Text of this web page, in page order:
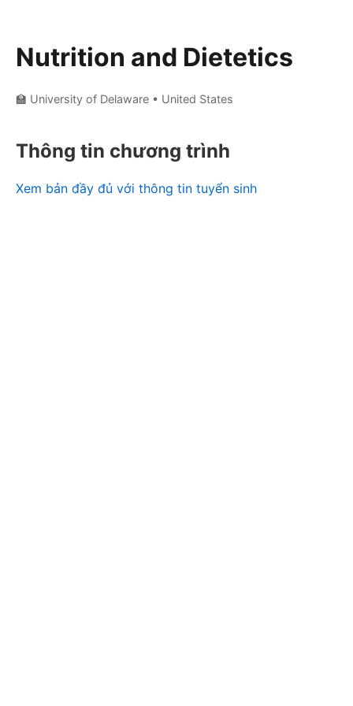
Nutrition and Dietetics
🏫 University of Delaware • United States
Thông tin chương trình
Xem bản đầy đủ với thông tin tuyển sinh